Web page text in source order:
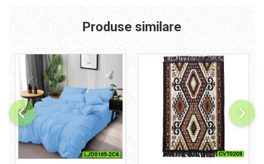
Produse similare